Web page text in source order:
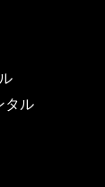
タル